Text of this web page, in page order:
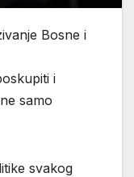
Bosne i
i
samo
svakog